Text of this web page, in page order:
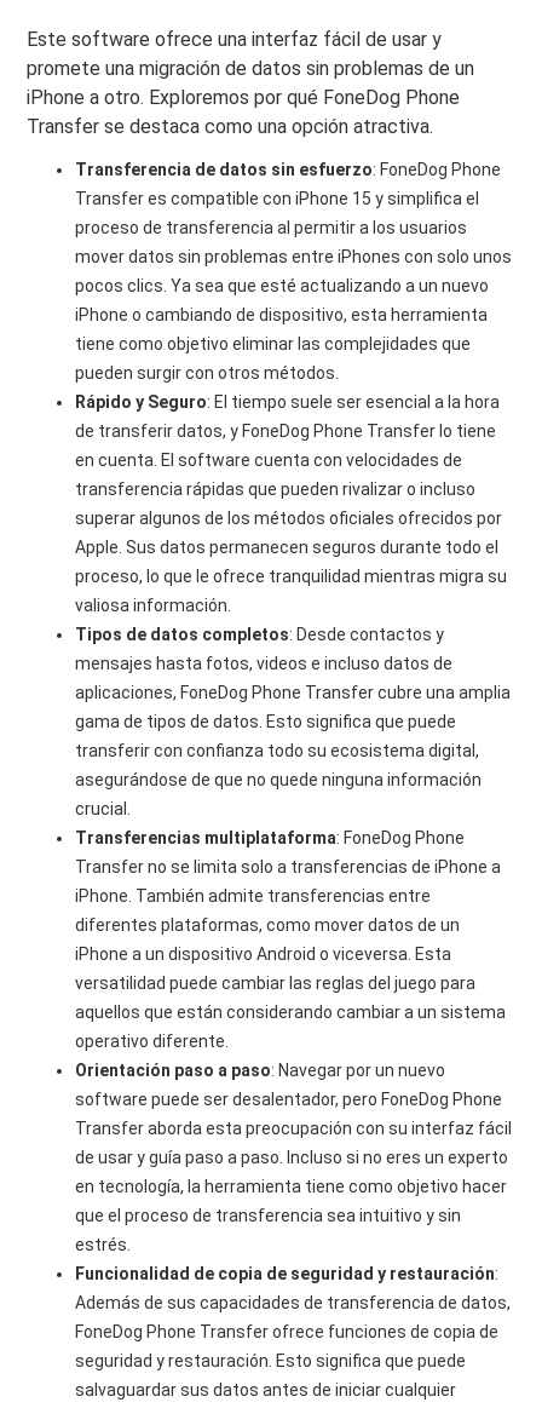
Este software ofrece una interfaz fácil de usar y
promete una migración de datos sin problemas de un
iPhone a otro. Exploremos por qué FoneDog Phone
Transfer se destaca como una opción atractiva.
Transferencia de datos sin esfuerzo: FoneDog Phone
Transfer es compatible con iPhone 15 y simplifica el
proceso de transferencia al permitir a los usuarios
mover datos sin problemas entre iPhones con solo unos
pocos clics. Ya sea que esté actualizando a un nuevo
iPhone o cambiando de dispositivo, esta herramienta
tiene como objetivo eliminar las complejidades que
pueden surgir con otros métodos.
Rápido y Seguro: El tiempo suele ser esencial a la hora
de transferir datos, y FoneDog Phone Transfer lo tiene
en cuenta. El software cuenta con velocidades de
transferencia rápidas que pueden rivalizar o incluso
superar algunos de los métodos oficiales ofrecidos por
Apple. Sus datos permanecen seguros durante todo el
proceso, lo que le ofrece tranquilidad mientras migra su
valiosa información.
Tipos de datos completos: Desde contactos y
mensajes hasta fotos, videos e incluso datos de
aplicaciones, FoneDog Phone Transfer cubre una amplia
gama de tipos de datos. Esto significa que puede
transferir con confianza todo su ecosistema digital,
asegurándose de que no quede ninguna información
crucial.
Transferencias multiplataforma: FoneDog Phone
Transfer no se limita solo a transferencias de iPhone a
iPhone. También admite transferencias entre
diferentes plataformas, como mover datos de un
iPhone a un dispositivo Android o viceversa. Esta
versatilidad puede cambiar las reglas del juego para
aquellos que están considerando cambiar a un sistema
operativo diferente.
Orientación paso a paso: Navegar por un nuevo
software puede ser desalentador, pero FoneDog Phone
Transfer aborda esta preocupación con su interfaz fácil
de usar y guía paso a paso. Incluso si no eres un experto
en tecnología, la herramienta tiene como objetivo hacer
que el proceso de transferencia sea intuitivo y sin
estrés.
Funcionalidad de copia de seguridad y restauración:
Además de sus capacidades de transferencia de datos,
FoneDog Phone Transfer ofrece funciones de copia de
seguridad y restauración. Esto significa que puede
salvaguardar sus datos antes de iniciar cualquier